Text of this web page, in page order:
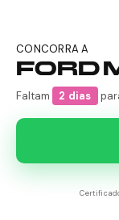
CONCORRA A
FORD
Faltam 2 dias